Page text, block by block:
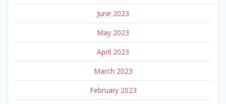
June 2023
May 2023
April 2023
March 2023
February 2023